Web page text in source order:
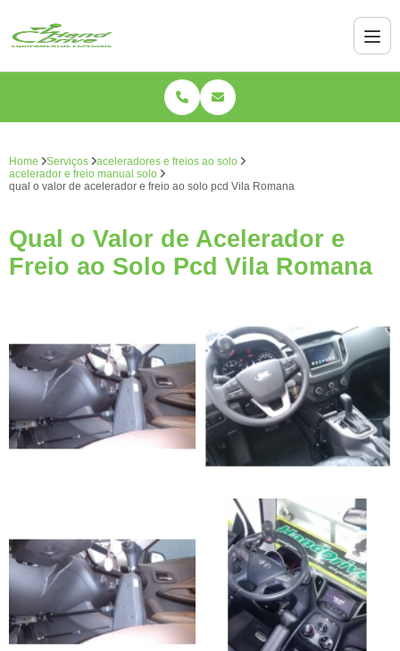
Home Serviços
aceleradores e freios ao solo
acelerador e freio manual solo
qual o valor de acelerador e freio ao solo pcd Vila Romana
Qual o Valor de Acelerador e
Freio ao Solo Pcd Vila Romana